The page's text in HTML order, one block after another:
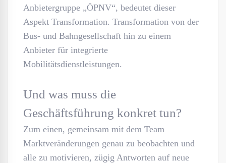
Anbietergruppe „ÖPNV“, bedeutet dieser
Aspekt Transformation. Transformation von der
Bus- und Bahngesellschaft hin zu einem
Anbieter für integrierte
Mobilitätsdienstleistungen.
Und was muss die
Geschäftsführung konkret tun?
Zum einen, gemeinsam mit dem Team
Marktveränderungen genau zu beobachten und
alle zu motivieren, zügig Antworten auf neue